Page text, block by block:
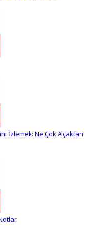
İzlemek: Ne Çok Alçaktan